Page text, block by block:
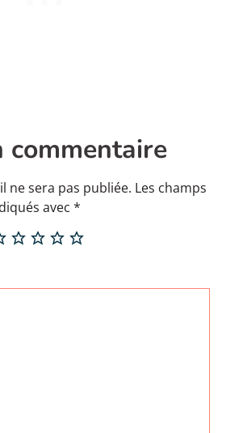
commentaire
ne sera pas publiée. Les champs
avec *